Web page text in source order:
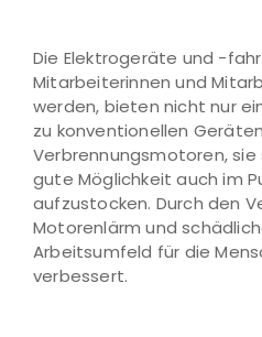
Die Elektrogeräte und -
Mitarbeiterinnen und
werden, bieten nicht nur
zu konventionellen
Verbrennungsmotoren,
gute Möglichkeit auch im
aufzustocken. Durch den
Motorenlärm und
Arbeitsumfeld für die
verbessert.